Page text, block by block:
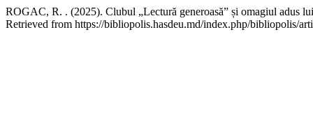
ROGAC, R. . (2025). Clubul „Lectură generoasă” și omagiul adus
Retrieved from https://bibliopolis.hasdeu.md/index.php/bibliopolis/